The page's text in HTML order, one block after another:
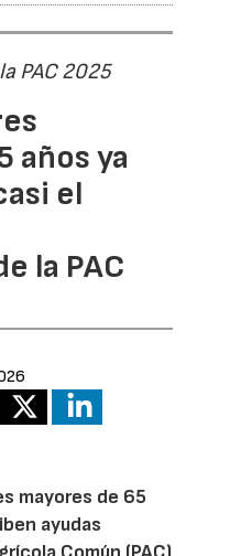
PAC 2025
años ya
el
la PAC
mayores de 65
ayudas